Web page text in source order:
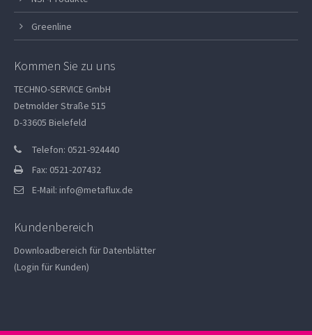
Greenline
Kommen Sie zu uns
TECHNO-SERVICE GmbH
Detmolder Straße 515
D-33605 Bielefeld
Telefon: 0521-924440
Fax: 0521-207432
E-Mail: info@metaflux.de
Kundenbereich
Downloadbereich für Datenblätter
(Login für Kunden)